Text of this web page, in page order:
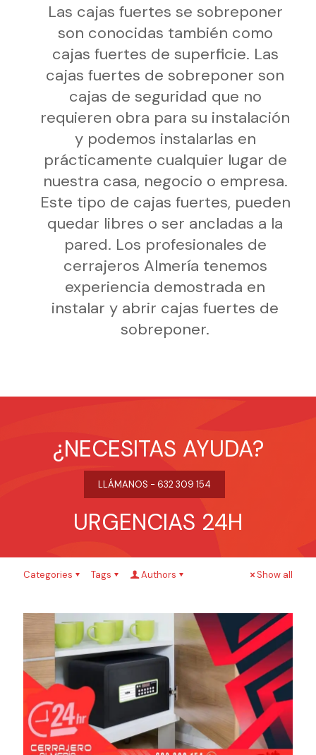
Las cajas fuertes se sobreponer
son conocidas también como
cajas fuertes de superficie. Las
cajas fuertes de sobreponer son
cajas de seguridad que no
requieren obra para su instalación
y podemos instalarlas en
prácticamente cualquier lugar de
nuestra casa, negocio o empresa.
Este tipo de cajas fuertes, pueden
quedar libres o ser ancladas a la
pared. Los profesionales de
cerrajeros Almería tenemos
experiencia demostrada en
instalar y abrir cajas fuertes de
sobreponer.
¿NECESITAS AYUDA?
LLÁMANOS - 632 309 154
URGENCIAS 24H
Categories Tags Authors Show all